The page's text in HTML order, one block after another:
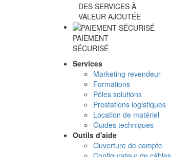
DES SERVICES À
VALEUR AJOUTÉE
PAIEMENT
SÉCURISÉ
Services
Marketing revendeur
Formations
Pôles solutions
Prestations logistiques
Location de matériel
Guides techniques
Outils d'aide
Ouverture de compte